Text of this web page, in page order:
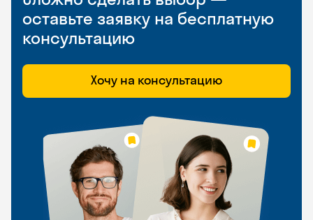
оставьте заявку на бесплатную
консультацию
Хочу на консультацию